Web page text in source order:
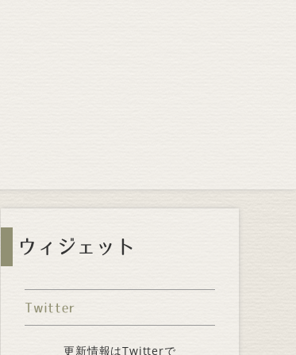
ウィジェット
Twitter
更新情報はTwitterで